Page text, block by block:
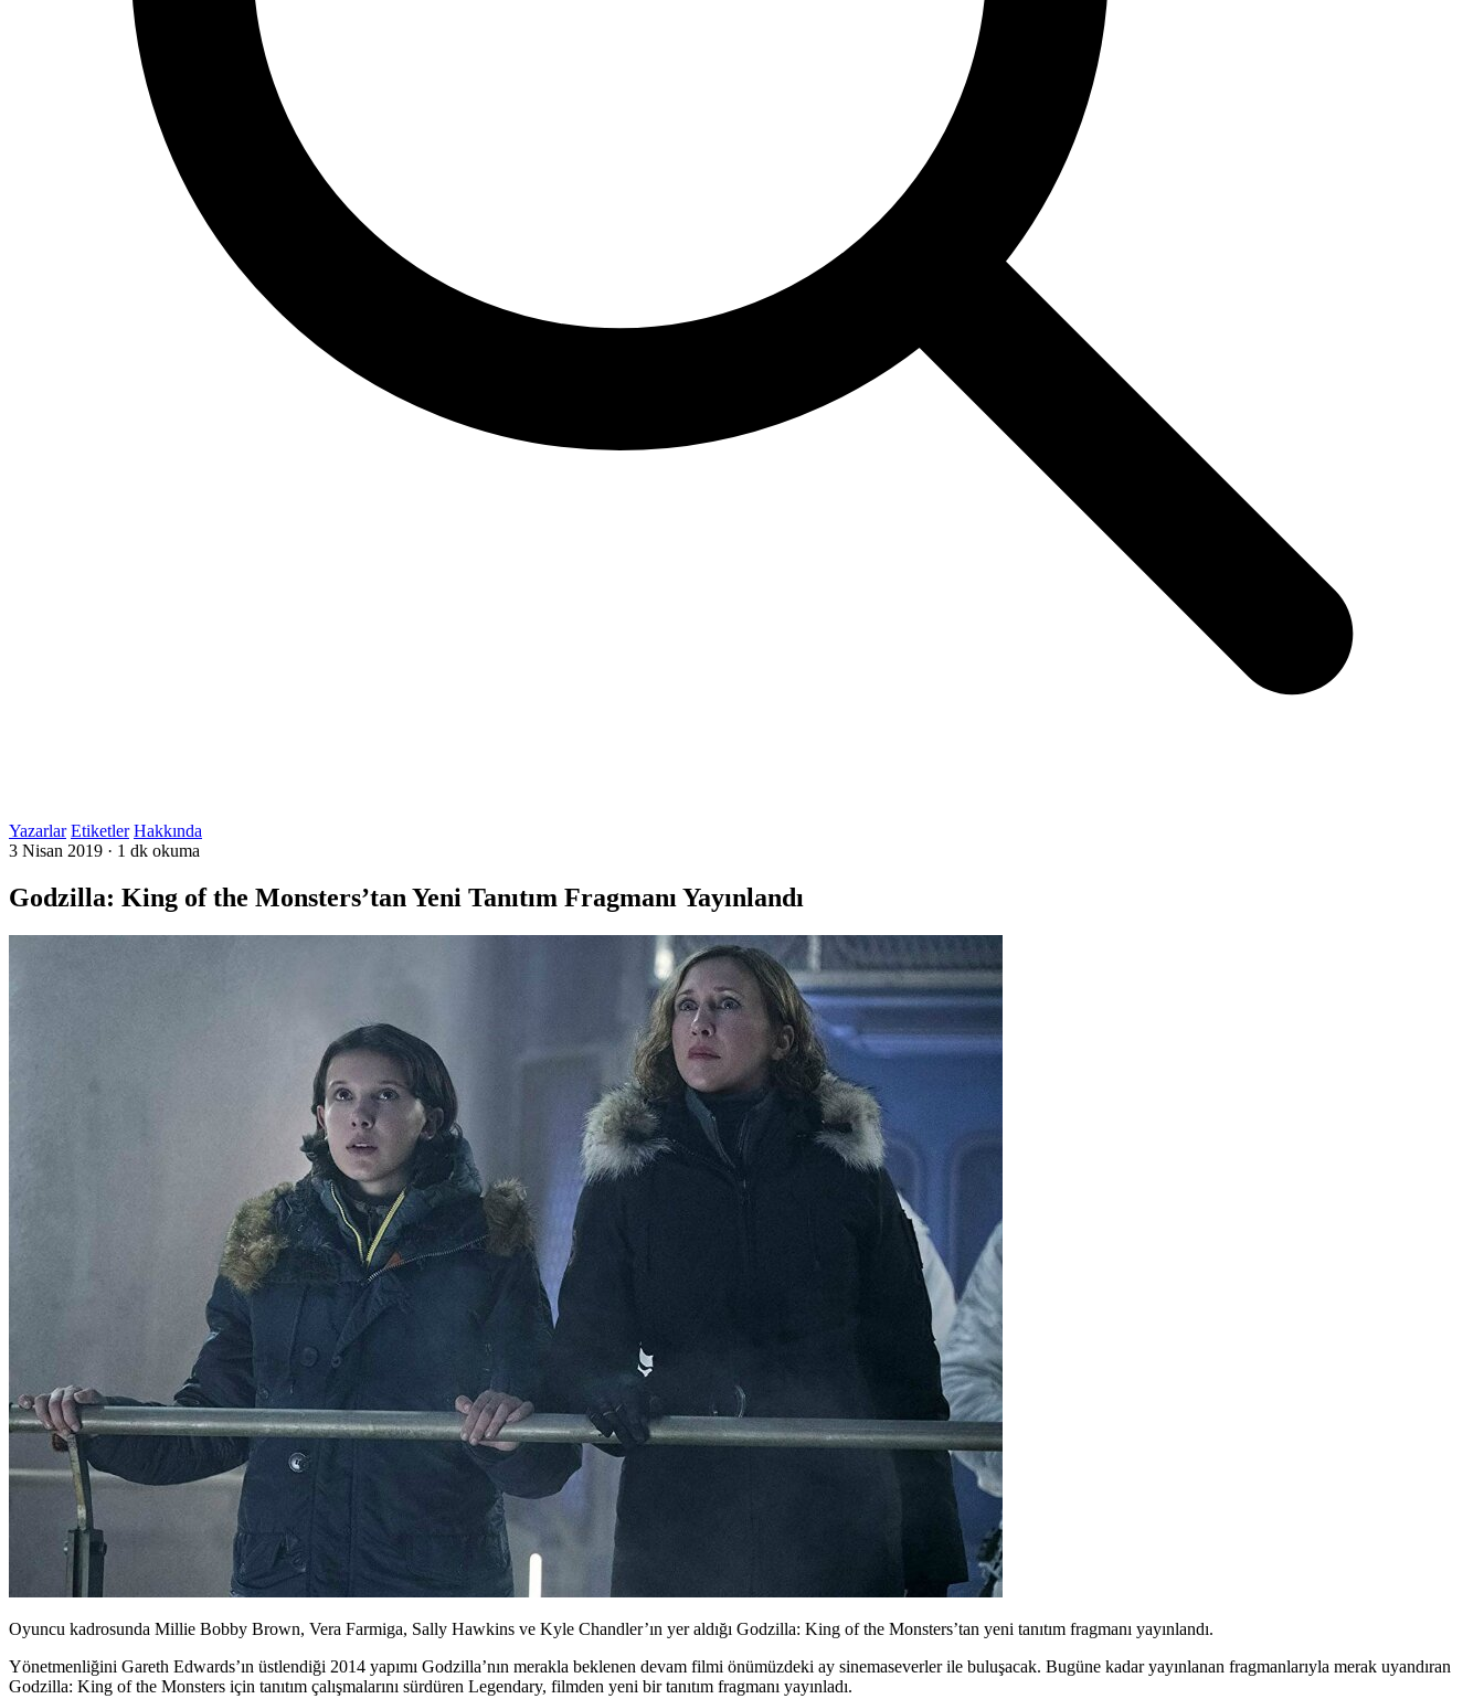
Yazarlar Etiketler Hakkında
3 Nisan 2019 · 1 dk okuma
Godzilla: King of the Monsters’tan Yeni Tanıtım Fragmanı Yayınlandı
Oyuncu kadrosunda Millie Bobby Brown, Vera Farmiga, Sally Hawkins ve Kyle Chandler’ın yer aldığı Godzilla: King of the Monsters’tan yeni tanıtım fragmanı yayınlandı.
Yönetmenliğini Gareth Edwards’ın üstlendiği 2014 yapımı Godzilla’nın merakla beklenen devam filmi önümüzdeki ay sinemaseverler ile buluşacak. Bugüne kadar yayınlanan fragmanlarıyla merak uyandıran
Godzilla: King of the Monsters için tanıtım çalışmalarını sürdüren Legendary, filmden yeni bir tanıtım fragmanı yayınladı.